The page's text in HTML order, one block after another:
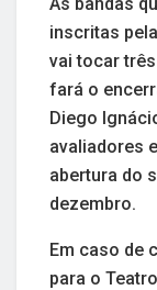
inscritas
vai tocar
fará o
Diego
avaliadores
abertura do
dezembro.
Em caso de
para o